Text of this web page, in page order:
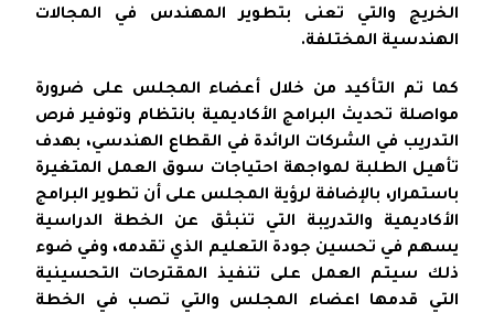
الخريج والتي تعنى بتطوير المهندس في المجالات
الهندسية المختلفة.
كما تم التأكيد من خلال أعضاء المجلس على ضرورة
مواصلة تحديث البرامج الأكاديمية بانتظام وتوفير فرص
التدريب في الشركات الرائدة في القطاع الهندسي، بهدف
تأهيل الطلبة لمواجهة احتياجات سوق العمل المتغيرة
باستمرار، بالإضافة لرؤية المجلس على أن تطوير البرامج
الأكاديمية والتدريبة التي تنبثق عن الخطة الدراسية
يسهم في تحسين جودة التعليم الذي تقدمه، وفي ضوء
ذلك سيتم العمل على تنفيذ المقترحات التحسينية
التي قدمها اعضاء المجلس والتي تصب في الخطة